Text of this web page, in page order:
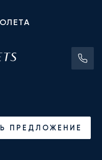
ПРЕДЛОЖЕНИЕ